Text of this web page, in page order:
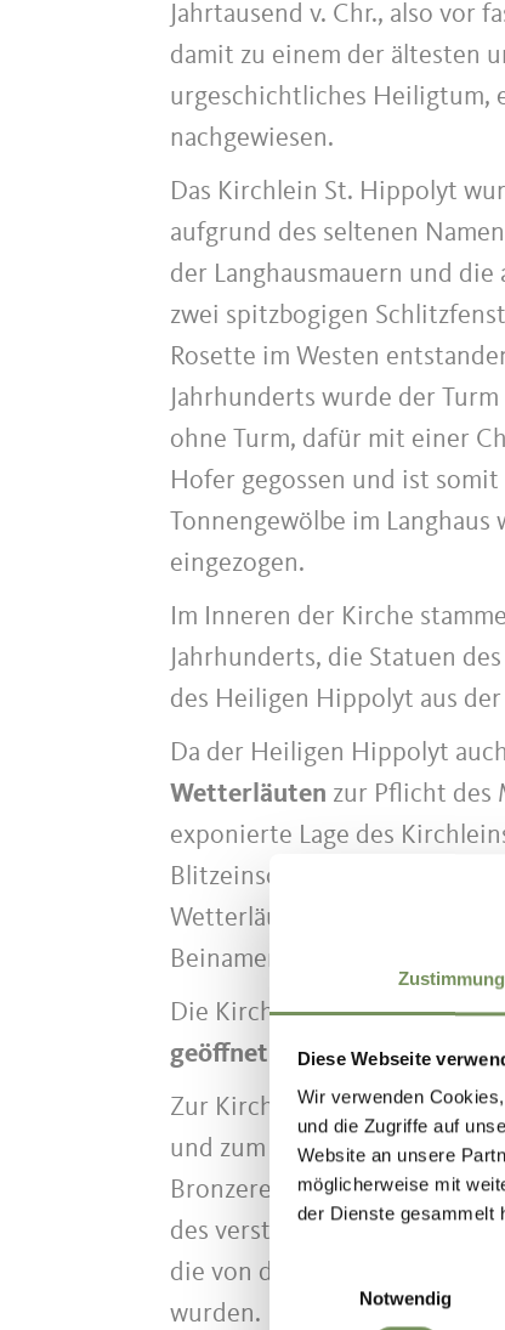
Zustimmung
Diese Webseite
Wir verwenden
und die Zugriffe auf
Website an unsere
möglicherweise mit
der Dienste gesammelt
Einwilligungsauswahl
Notwendig
Jahrtausend v. Chr., also vor
damit zu einem der ältesten
urgeschichtliches Heiligtum,
nachgewiesen.
Das Kirchlein St. Hippolyt
aufgrund des seltenen
der Langhausmauern und die
zwei spitzbogigen
Rosette im Westen
Jahrhunderts wurde der
ohne Turm, dafür mit einer
Hofer gegossen und ist
Tonnengewölbe im
eingezogen.
Im Inneren der Kirche
Jahrhunderts, die Statuen
des Heiligen Hippolyt aus der
Da der Heiligen Hippolyt
Wetterläuten zur Pflicht des
exponierte Lage des
Blitzeinschlägen. Seit dem
Wetterläuten im Sterbebuch
Beinamen „Zum bösen
Die Kirche istnur bei
geöffnet.
Der Hügel bietet
Zur Kirche führt der 2010
und zum Gedenken an Papst
Bronzereliefs mit den
des verstorbenen Papstes. Es
die von den Kunstgießern
wurden.